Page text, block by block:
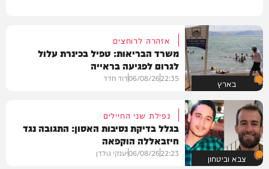
בארץ
אזהרה לרוחצים
משרד הבריאות: טפיל בכינרת עלול
לגרום לפגיעה בראייה
22:35
06/08/26דוד חדד
צבא וביטחון
נפילת שני החיילים
בגלל בדיקת נסיבות האסון: התגובה נגד
חיזבאללה הוקפאה
22:23
06/08/26יענקי גולדן